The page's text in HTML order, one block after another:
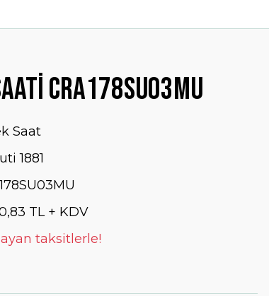
CRA178SU03MU
Saat
1881
TL + KDV
taksitlerle!